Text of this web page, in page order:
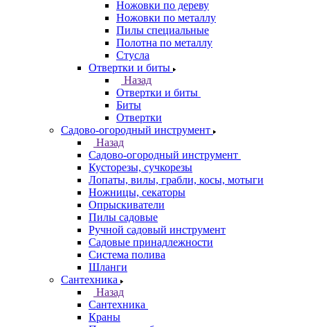
Ножовки по дереву
Ножовки по металлу
Пилы специальные
Полотна по металлу
Стусла
Отвертки и биты
Назад
Отвертки и биты
Биты
Отвертки
Садово-огородный инструмент
Назад
Садово-огородный инструмент
Кусторезы, сучкорезы
Лопаты, вилы, грабли, косы, мотыги
Ножницы, секаторы
Опрыскиватели
Пилы садовые
Ручной садовый инструмент
Садовые принадлежности
Система полива
Шланги
Сантехника
Назад
Сантехника
Краны